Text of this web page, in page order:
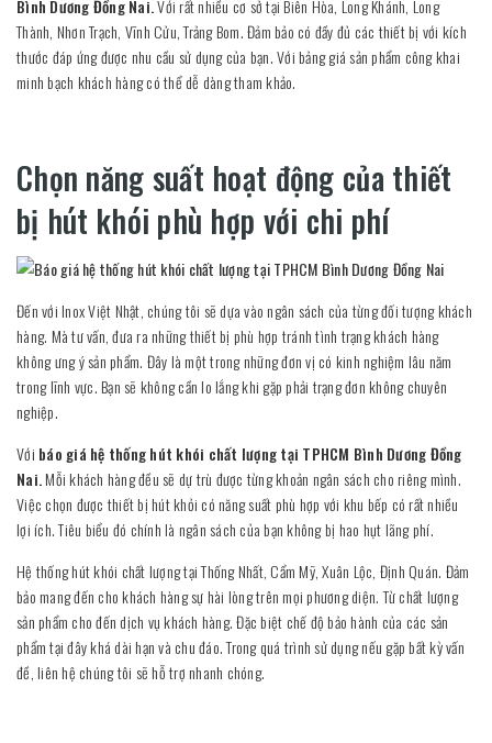
Bình Dương Đồng Nai.Với rất nhiều cơ sở tại Biên Hòa, Long Khánh, Long
Thành, Nhơn Trạch, Vĩnh Cửu, Trảng Bom. Đảm bảo có đầy đủ các thiết bị với kích
thước đáp ứng được nhu cầu sử dụng của bạn. Với bảng giá sản phẩm công khai
minh bạch khách hàng có thể dễ dàng tham khảo.
Chọn năng suất hoạt động của thiết
bị hút khói phù hợp với chi phí
Đến với Inox Việt Nhật, chúng tôi sẽ dựa vào ngân sách của từng đối tượng khách
hàng. Mà tư vấn, đưa ra những thiết bị phù hợp tránh tình trạng khách hàng
không ưng ý sản phẩm. Đây là một trong những đơn vị có kinh nghiệm lâu năm
trong lĩnh vực. Bạn sẽ không cần lo lắng khi gặp phải trạng đơn không chuyên
nghiệp.
Với báo giá hệ thống hút khói chất lượng tại TPHCM Bình Dương Đồng
Nai.Mỗi khách hàng đều sẽ dự trù được từng khoản ngân sách cho riêng mình.
Việc chọn được thiết bị hút khỏi có năng suất phù hợp với khu bếp có rất nhiều
lợi ích. Tiêu biểu đó chính là ngân sách của bạn không bị hao hụt lãng phí.
Hệ thống hút khói chất lượng tại Thống Nhất, Cẩm Mỹ, Xuân Lộc, Định Quán. Đảm
bảo mang đến cho khách hàng sự hài lòng trên mọi phương diện. Từ chất lượng
sản phẩm cho đến dịch vụ khách hàng. Đặc biệt chế độ bảo hành của các sản
phẩm tại đây khá dài hạn và chu đáo. Trong quá trình sử dụng nếu gặp bất kỳ vấn
đề, liên hệ chúng tôi sẽ hỗ trợ nhanh chóng.